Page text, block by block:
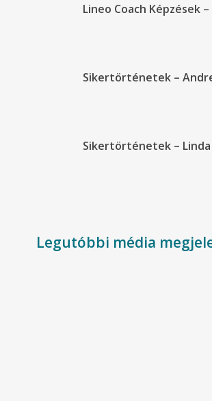
Lineo Coach Képzések
Sikertörténetek –
Sikertörténetek – Linda
Legutóbbi média